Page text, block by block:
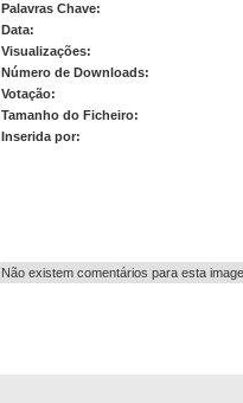
Palavras Chave:
Data:
Visualizações:
Número de Downloads:
Votação:
Tamanho do Ficheiro:
Inserida por:
Não existem comentários para esta